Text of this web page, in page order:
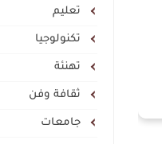
تعليم
تكنولوجيا
تهنئة
ثقافة وفن
جامعات